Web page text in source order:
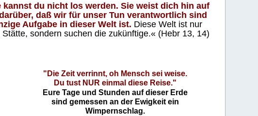
du nicht los werden. Sie weist dich hin auf
daß wir für unser Tun verantwortlich sind
Aufgabe in dieser Welt ist. Diese Welt ist nur
sondern suchen die zukünftige.« (Hebr 13, 14)
"Die Zeit verrinnt, oh Mensch sei weise.
Du tust NUR einmal diese Reise."
Eure Tage und Stunden auf dieser Erde
sind gemessen an der Ewigkeit ein
Wimpernschlag.